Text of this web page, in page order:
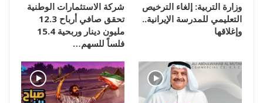
وزارة التربية: إلغاء الترخيص
التعليمي للمدرسة الإيرانية..
وإغلاقها
شركة الاستثمارات الوطنية
تحقق صافي أرباح 12.3
مليون دينار وربحية 15.4
فلساً للسهم…